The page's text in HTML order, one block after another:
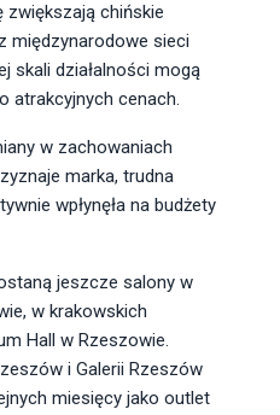
zwiększają chińskie
międzynarodowe sieci
skali działalności mogą
atrakcyjnych cenach.
w zachowaniach
marka, trudna
wpłynęła na budżety
jeszcze salony w
w krakowskich
Hall w Rzeszowie.
i Galerii Rzeszów
miesięcy jako outlet